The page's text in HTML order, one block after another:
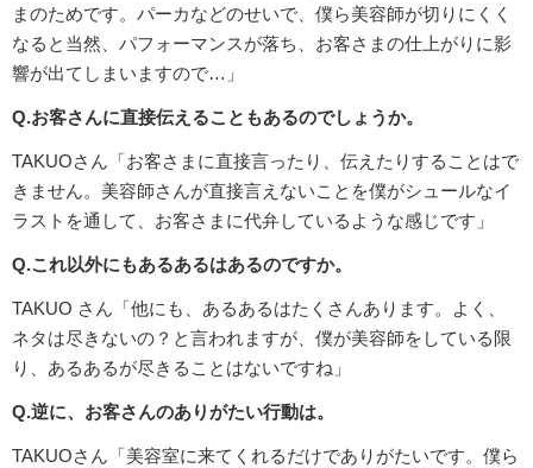
まのためです。パーカなどのせいで、僕ら美容師が切りにくく
なると当然、パフォーマンスが落ち、お客さまの仕上がりに影
響が出てしまいますので…」
Q.お客さんに直接伝えることもあるのでしょうか。
TAKUOさん「お客さまに直接言ったり、伝えたりすることはで
きません。美容師さんが直接言えないことを僕がシュールなイ
ラストを通して、お客さまに代弁しているような感じです」
Q.これ以外にもあるあるはあるのですか。
TAKUO さん「他にも、あるあるはたくさんあります。よく、
ネタは尽きないの？と言われますが、僕が美容師をしている限
り、あるあるが尽きることはないですね」
Q.逆に、お客さんのありがたい行動は。
TAKUOさん「美容室に来てくれるだけでありがたいです。僕ら